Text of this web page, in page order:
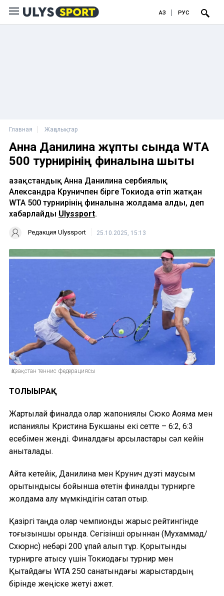
ҚАЗ РУС
Главная Жаңалықтар
Анна Данилина жұптық сында WTA
500 турнирінің финалына шықты
Қазақстандық Анна Данилина сербиялық
Александра Круничпен бірге Токиода өтіп жатқан
WTA 500 турнирінің финалына жолдама алды, деп
хабарлайды Ulyssport.
Редакция Ulyssport 25.10.2025, 15:13
Қазақстан теннис федерациясы
ТОЛЫҒЫРАҚ
Жартылай финалда олар жапониялық Сюко Аояма мен
испаниялық Кристина Букшаны екі сетте – 6:2, 6:3
есебімен жеңді. Финалдағы қарсыластары сәл кейін
анықталады.
Айта кетейік, Данилина мен Крунич дуэті маусым
қорытындысы бойынша өтетін финалдық турнирге
жолдама алу мүмкіндігін сақтап отыр.
Қазіргі таңда олар чемпиондық жарыс рейтингінде
тоғызыншы орында. Сегізінші орыннан (Мухаммад/
Схюрнс) небәрі 200 ұпай қалып тұр. Қорытынды
турнирге қатысу үшін Токиодағы турнир мен
Қытайдағы WTA 250 санатындағы жарыстардың
бірінде жеңіске жетуі қажет.